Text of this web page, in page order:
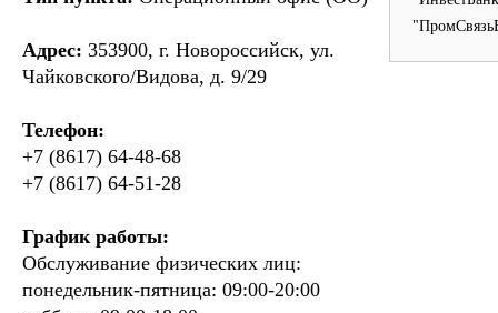
Адрес: 353900, г. Новороссийск, ул.
Чайковского/Видова, д. 9/29
Телефон:
+7 (8617) 64-48-68
+7 (8617) 64-51-28
График работы:
Обслуживание физических лиц:
понедельник-пятница: 09:00-20:00